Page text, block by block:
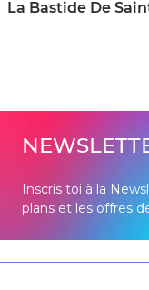
La Bastide De
Inscris toi à la
plans et les offres